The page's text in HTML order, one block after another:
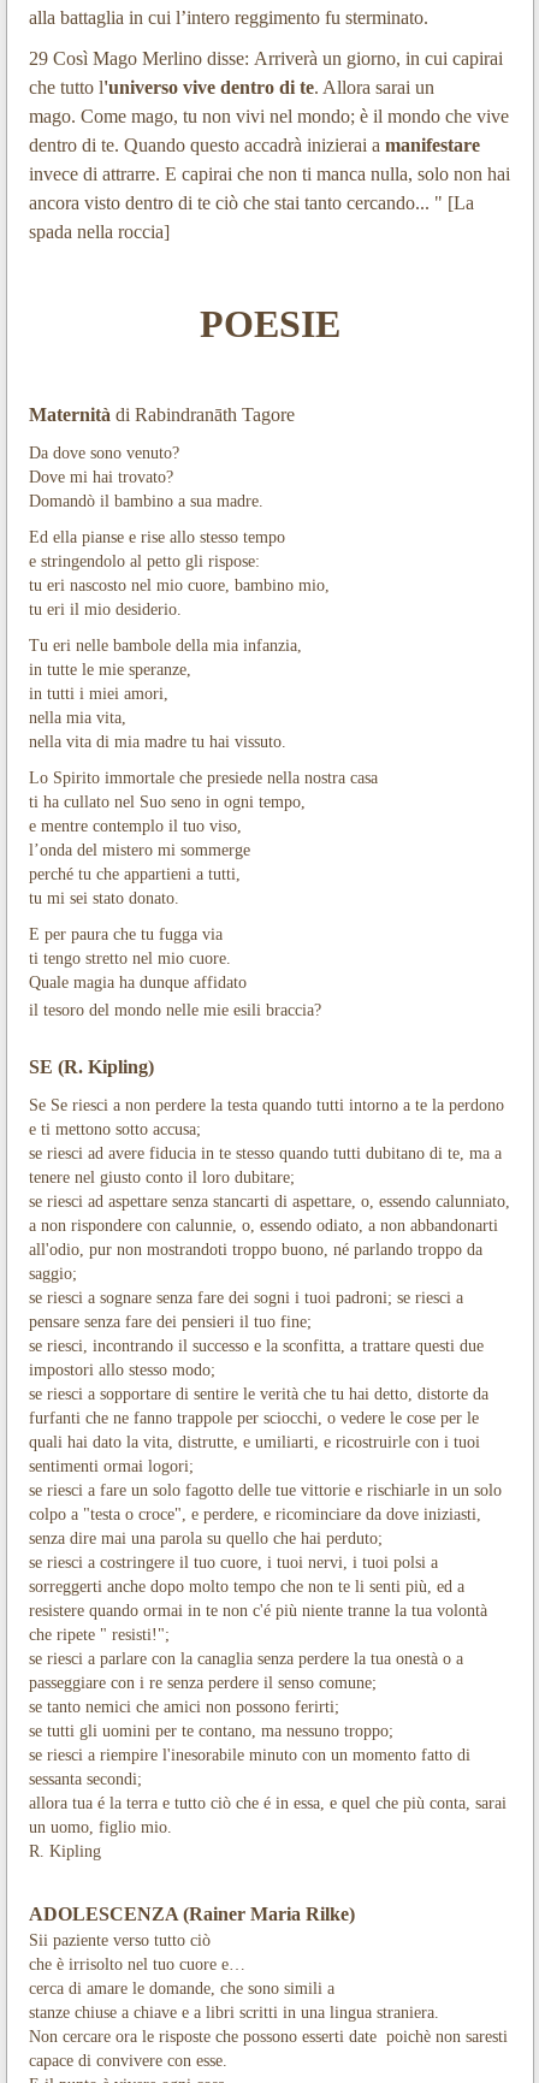
alla battaglia in cui l’intero reggimento fu sterminato.
29 Così Mago Merlino disse: Arriverà un giorno, in cui capirai
che tutto l'universo vive dentro di te. Allora sarai un
mago. Come mago, tu non vivi nel mondo; è il mondo che vive
dentro di te. Quando questo accadrà inizierai a manifestare
invece di attrarre. E capirai che non ti manca nulla, solo non hai
ancora visto dentro di te ciò che stai tanto cercando... " [La
spada nella roccia]
POESIE
Maternità di Rabindranāth Tagore
Da dove sono venuto?
Dove mi hai trovato?
Domandò il bambino a sua madre.
Ed ella pianse e rise allo stesso tempo
e stringendolo al petto gli rispose:
tu eri nascosto nel mio cuore, bambino mio,
tu eri il mio desiderio.
Tu eri nelle bambole della mia infanzia,
in tutte le mie speranze,
in tutti i miei amori,
nella mia vita,
nella vita di mia madre tu hai vissuto.
Lo Spirito immortale che presiede nella nostra casa
ti ha cullato nel Suo seno in ogni tempo,
e mentre contemplo il tuo viso,
l’onda del mistero mi sommerge
perché tu che appartieni a tutti,
tu mi sei stato donato.
E per paura che tu fugga via
ti tengo stretto nel mio cuore.
Quale magia ha dunque affidato
il tesoro del mondo nelle mie esili braccia?
SE (R. Kipling)
Se Se riesci a non perdere la testa quando tutti intorno a te la perdono
e ti mettono sotto accusa;
se riesci ad avere fiducia in te stesso quando tutti dubitano di te, ma a
tenere nel giusto conto il loro dubitare;
se riesci ad aspettare senza stancarti di aspettare, o, essendo calunniato,
a non rispondere con calunnie, o, essendo odiato, a non abbandonarti
all'odio, pur non mostrandoti troppo buono, né parlando troppo da
saggio;
se riesci a sognare senza fare dei sogni i tuoi padroni; se riesci a
pensare senza fare dei pensieri il tuo fine;
se riesci, incontrando il successo e la sconfitta, a trattare questi due
impostori allo stesso modo;
se riesci a sopportare di sentire le verità che tu hai detto, distorte da
furfanti che ne fanno trappole per sciocchi, o vedere le cose per le
quali hai dato la vita, distrutte, e umiliarti, e ricostruirle con i tuoi
sentimenti ormai logori;
se riesci a fare un solo fagotto delle tue vittorie e rischiarle in un solo
colpo a "testa o croce", e perdere, e ricominciare da dove iniziasti,
senza dire mai una parola su quello che hai perduto;
se riesci a costringere il tuo cuore, i tuoi nervi, i tuoi polsi a
sorreggerti anche dopo molto tempo che non te li senti più, ed a
resistere quando ormai in te non c'é più niente tranne la tua volontà
che ripete " resisti!";
se riesci a parlare con la canaglia senza perdere la tua onestà o a
passeggiare con i re senza perdere il senso comune;
se tanto nemici che amici non possono ferirti;
se tutti gli uomini per te contano, ma nessuno troppo;
se riesci a riempire l'inesorabile minuto con un momento fatto di
sessanta secondi;
allora tua é la terra e tutto ciò che é in essa, e quel che più conta, sarai
un uomo, figlio mio.
R. Kipling
ADOLESCENZA (Rainer Maria Rilke)
Sii paziente verso tutto ciò
che è irrisolto nel tuo cuore e…
cerca di amare le domande, che sono simili a
stanze chiuse a chiave e a libri scritti in una lingua straniera.
Non cercare ora le risposte che possono esserti date poichè non saresti
capace di convivere con esse.